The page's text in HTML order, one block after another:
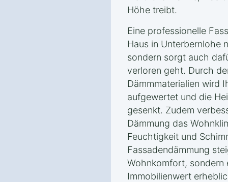
Höhe treibt.
Eine professionelle
Haus in Unterbernlohe
sondern sorgt auch
verloren geht. Durch
Dämmmaterialien wird
aufgewertet und die
gesenkt. Zudem
Dämmung das
Feuchtigkeit und
Fassadendämmung
Wohnkomfort, sondern
Immobilienwert